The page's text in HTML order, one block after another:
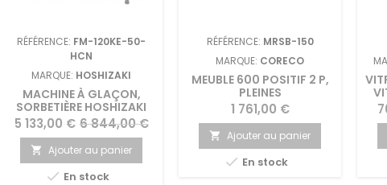
RÉFÉRENCE: FM-120KE-50-
HCN
MARQUE: HOSHIZAKI
MACHINE À GLAÇON,
SORBETIÈRE HOSHIZAKI
NUGGET FM-120KE-50-
HCN
Prix
5 133,00 € Prix
base
6 844,00 €
 Ajouter au panier
 En stock
RÉFÉRENCE: MRSB-150
MARQUE: CORECO
MEUBLE 600 POSITIF 2 P,
PLEINES
Prix
1 761,00 €
 Ajouter au panier
 En stock